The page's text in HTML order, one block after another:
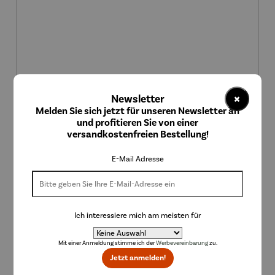
T-Shirt Sauerland Hirsch - UNISEX
Regulärer Preis:
37,95 €
×
Newsletter
Melden Sie sich jetzt für unseren Newsletter an
und profitieren Sie von einer
versandkostenfreien Bestellung!
E-Mail Adresse
Ich interessiere mich am meisten für
Mit einer Anmeldung stimme ich derWerbevereinbarungzu.
Jetzt anmelden!